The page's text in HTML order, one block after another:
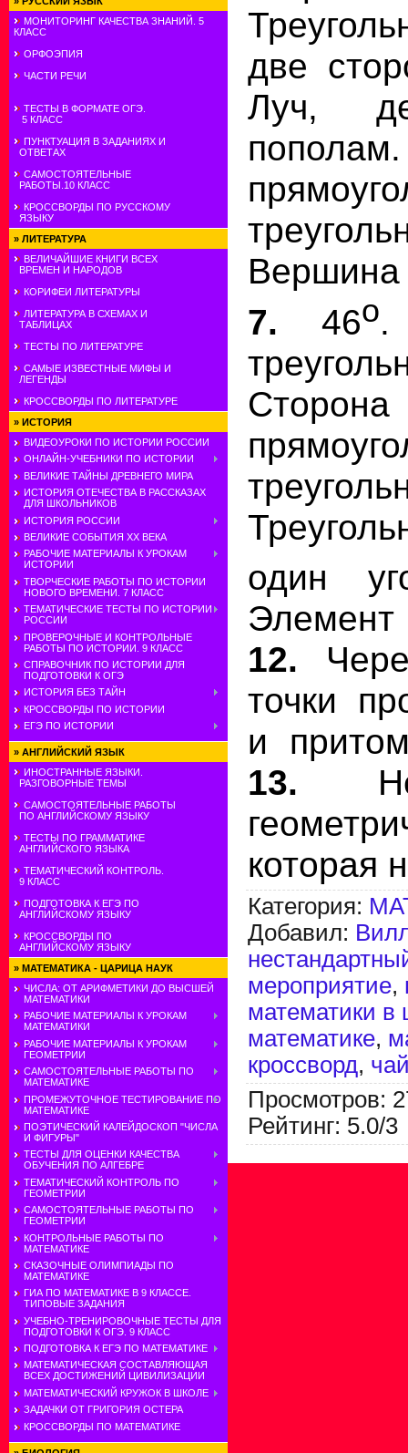
МОНИТОРИНГ КАЧЕСТВА ЗНАНИЙ. 5
КЛАСС
ОРФОЭПИЯ
ЧАСТИ РЕЧИ
ТЕСТЫ В ФОРМАТЕ ОГЭ.
5 КЛАСС
ПУНКТУАЦИЯ В ЗАДАНИЯХ И
ОТВЕТАХ
САМОСТОЯТЕЛЬНЫЕ
РАБОТЫ.10 КЛАСС
КРОССВОРДЫ ПО РУССКОМУ
ЯЗЫКУ
» ЛИТЕРАТУРА
ВЕЛИЧАЙШИЕ КНИГИ ВСЕХ
ВРЕМЕН И НАРОДОВ
КОРИФЕИ ЛИТЕРАТУРЫ
ЛИТЕРАТУРА В СХЕМАХ И
ТАБЛИЦАХ
ТЕСТЫ ПО ЛИТЕРАТУРЕ
САМЫЕ ИЗВЕСТНЫЕ МИФЫ И
ЛЕГЕНДЫ
КРОССВОРДЫ ПО ЛИТЕРАТУРЕ
» ИСТОРИЯ
ВИДЕОУРОКИ ПО ИСТОРИИ РОССИИ
ОНЛАЙН-УЧЕБНИКИ ПО ИСТОРИИ
ВЕЛИКИЕ ТАЙНЫ ДРЕВНЕГО МИРА
ИСТОРИЯ ОТЕЧЕСТВА В РАССКАЗАХ
ДЛЯ ШКОЛЬНИКОВ
ИСТОРИЯ РОССИИ
ВЕЛИКИЕ СОБЫТИЯ ХХ ВЕКА
РАБОЧИЕ МАТЕРИАЛЫ К УРОКАМ
ИСТОРИИ
ТВОРЧЕСКИЕ РАБОТЫ ПО ИСТОРИИ
НОВОГО ВРЕМЕНИ. 7 КЛАСС
ТЕМАТИЧЕСКИЕ ТЕСТЫ ПО ИСТОРИИ
РОССИИ
ПРОВЕРОЧНЫЕ И КОНТРОЛЬНЫЕ
РАБОТЫ ПО ИСТОРИИ. 9 КЛАСС
СПРАВОЧНИК ПО ИСТОРИИ ДЛЯ
ПОДГОТОВКИ К ОГЭ
ИСТОРИЯ БЕЗ ТАЙН
КРОССВОРДЫ ПО ИСТОРИИ
ЕГЭ ПО ИСТОРИИ
» АНГЛИЙСКИЙ ЯЗЫК
ИНОСТРАННЫЕ ЯЗЫКИ.
РАЗГОВОРНЫЕ ТЕМЫ
САМОСТОЯТЕЛЬНЫЕ РАБОТЫ
ПО АНГЛИЙСКОМУ ЯЗЫКУ
ТЕСТЫ ПО ГРАММАТИКЕ
АНГЛИЙСКОГО ЯЗЫКА
ТЕМАТИЧЕСКИЙ КОНТРОЛЬ.
9 КЛАСС
ПОДГОТОВКА К ЕГЭ ПО
АНГЛИЙСКОМУ ЯЗЫКУ
КРОССВОРДЫ ПО
АНГЛИЙСКОМУ ЯЗЫКУ
» МАТЕМАТИКА - ЦАРИЦА НАУК
ЧИСЛА: ОТ АРИФМЕТИКИ ДО ВЫСШЕЙ
МАТЕМАТИКИ
РАБОЧИЕ МАТЕРИАЛЫ К УРОКАМ
МАТЕМАТИКИ
РАБОЧИЕ МАТЕРИАЛЫ К УРОКАМ
ГЕОМЕТРИИ
САМОСТОЯТЕЛЬНЫЕ РАБОТЫ ПО
МАТЕМАТИКЕ
ПРОМЕЖУТОЧНОЕ ТЕСТИРОВАНИЕ ПО
МАТЕМАТИКЕ
ПОЭТИЧЕСКИЙ КАЛЕЙДОСКОП "ЧИСЛА
И ФИГУРЫ"
ТЕСТЫ ДЛЯ ОЦЕНКИ КАЧЕСТВА
ОБУЧЕНИЯ ПО АЛГЕБРЕ
ТЕМАТИЧЕСКИЙ КОНТРОЛЬ ПО
ГЕОМЕТРИИ
САМОСТОЯТЕЛЬНЫЕ РАБОТЫ ПО
ГЕОМЕТРИИ
КОНТРОЛЬНЫЕ РАБОТЫ ПО
МАТЕМАТИКЕ
СКАЗОЧНЫЕ ОЛИМПИАДЫ ПО
МАТЕМАТИКЕ
ГИА ПО МАТЕМАТИКЕ В 9 КЛАССЕ.
ТИПОВЫЕ ЗАДАНИЯ
УЧЕБНО-ТРЕНИРОВОЧНЫЕ ТЕСТЫ ДЛЯ
ПОДГОТОВКИ К ОГЭ. 9 КЛАСС
ПОДГОТОВКА К ЕГЭ ПО МАТЕМАТИКЕ
МАТЕМАТИЧЕСКАЯ СОСТАВЛЯЮЩАЯ
ВСЕХ ДОСТИЖЕНИЙ ЦИВИЛИЗАЦИИ
МАТЕМАТИЧЕСКИЙ КРУЖОК В ШКОЛЕ
ЗАДАЧКИ ОТ ГРИГОРИЯ ОСТЕРА
КРОССВОРДЫ ПО МАТЕМАТИКЕ
две
Луч,
Вершина
7. 46о
Сторона
один
Элемент
12.
точки
и
13.
которая
Категория:
Добавил:
мероприятие,
математики в
математике,
кроссворд,
Просмотров:
Рейтинг: 5.0/3